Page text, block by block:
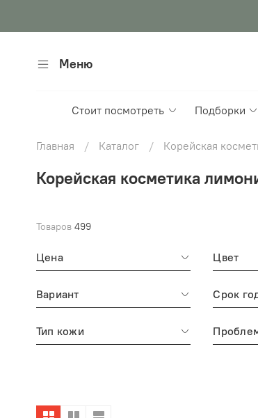
Меню
Стоит посмотреть Подборки
Главная Каталог Корейская
Корейская косметика
Товаров 499
Цена Цвет
Вариант Срок
Тип кожи